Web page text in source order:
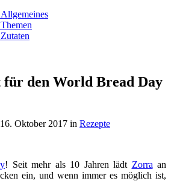
für den World Bread Day
16. Oktober 2017 in Rezepte
! Seit mehr als 10 Jahren lädt Zorra an
ein, und wenn immer es möglich ist,